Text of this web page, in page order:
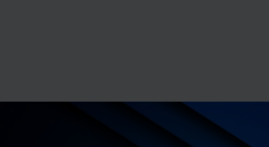
et les annonces, d'offrir des
médias sociaux et d'analyser notre